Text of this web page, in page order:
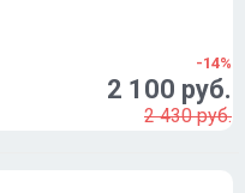
-14%
2 100 руб.
2 430 руб.